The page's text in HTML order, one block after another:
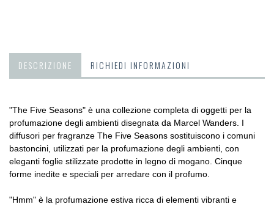
DESCRIZIONE RICHIEDI INFORMAZIONI
"The Five Seasons" è una collezione completa di oggetti per la
profumazione degli ambienti disegnata da Marcel Wanders. I
diffusori per fragranze The Five Seasons sostituiscono i comuni
bastoncini, utilizzati per la profumazione degli ambienti, con
eleganti foglie stilizzate prodotte in legno di mogano. Cinque
forme inedite e speciali per arredare con il profumo.
"Hmm" è la profumazione estiva ricca di elementi vibranti e